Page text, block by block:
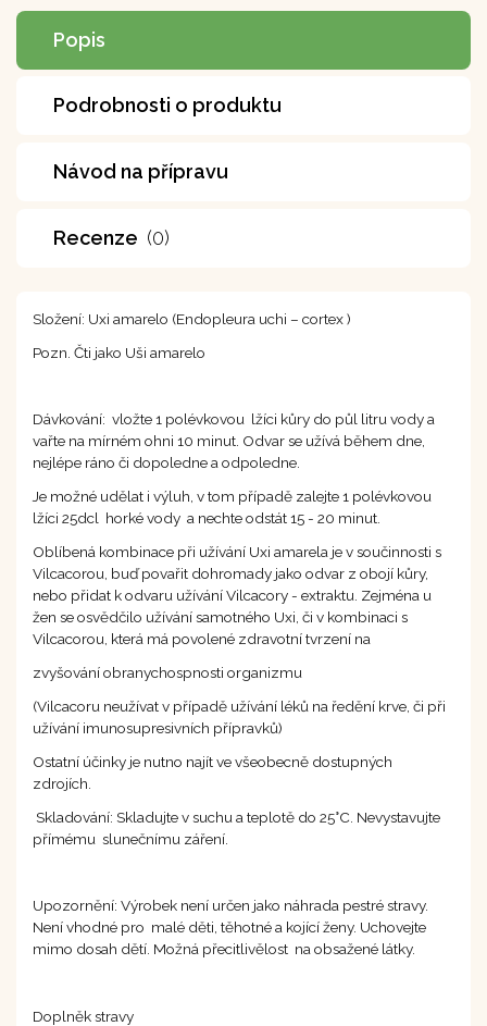
Popis
Podrobnosti o produktu
Návod na přípravu
Recenze (0)
Složení: Uxi amarelo (Endopleura uchi – cortex )
Pozn. Čti jako Uši amarelo
Dávkování: vložte 1 polévkovou lžíci kůry do půl litru vody a
vařte na mírném ohni 10 minut. Odvar se užívá během dne,
nejlépe ráno či dopoledne a odpoledne.
Je možné udělat i výluh, v tom případě zalejte 1 polévkovou
lžíci 25dcl horké vody a nechte odstát 15 - 20 minut.
Oblíbená kombinace při užívání Uxi amarela je v součinnosti s
Vilcacorou, buď povařit dohromady jako odvar z obojí kůry,
nebo přidat k odvaru užívání Vilcacory - extraktu. Zejména u
žen se osvědčilo užívání samotného Uxi, či v kombinaci s
Vilcacorou, která má povolené zdravotní tvrzení na
zvyšování obranychospnosti organizmu
(Vilcacoru neužívat v případě užívání léků na ředění krve, či při
užívání imunosupresivních přípravků)
Ostatní účinky je nutno najít ve všeobecně dostupných
zdrojích.
Skladování: Skladujte v suchu a teplotě do 25°C. Nevystavujte
přímému slunečnímu záření.
Upozornění: Výrobek není určen jako náhrada pestré stravy.
Není vhodné pro malé děti, těhotné a kojící ženy. Uchovejte
mimo dosah dětí. Možná přecitlivělost na obsažené látky.
Doplněk stravy